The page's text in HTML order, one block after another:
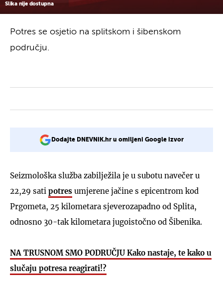
Slika nije dostupna
Potres se osjetio na splitskom i šibenskom
području.
Dodajte DNEVNIK.hr u omiljeni Google izvor
Seizmološka služba zabilježila je u subotu navečer u
22,29 sati potres umjerene jačine s epicentrom kod
Prgometa, 25 kilometara sjeverozapadno od Splita,
odnosno 30-tak kilometara jugoistočno od Šibenika.
NA TRUSNOM SMO PODRUČJU Kako nastaje, te kako u
slučaju potresa reagirati!?